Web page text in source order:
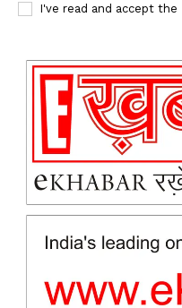
I've read and accept the